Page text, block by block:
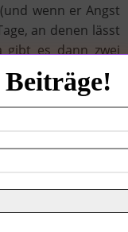
wenn er Angst
an denen lässt
gibt es dann zwei
einem Matsch –
Beiträge!